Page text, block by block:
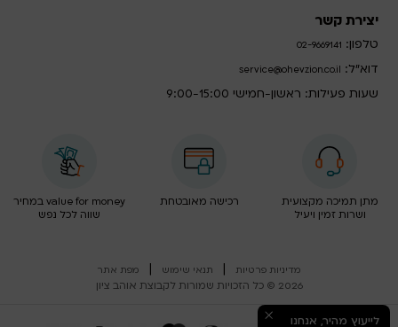
יצירת קשר
טלפון: 02-9669141
דוא”ל: service@ohevzion.co.il
שעות פעילות: ראשון-חמישי 9:00-15:00
מתן תמיכה מקצועית
ושרות זמין ויעיל
רכישה מאובטחת
value for money במחיר
שווה לכל נפש
מדיניות פרטיות | תנאי שימוש | מפת אתר
2026 © כל הזכויות שמורות לקבוצת אוהב ציון
לייעוץ מהיר, אנחנו